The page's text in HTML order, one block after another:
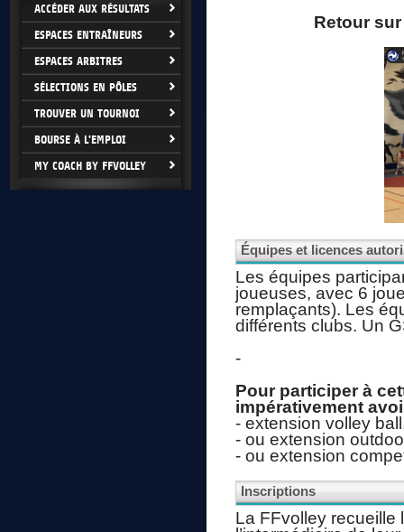
ACCÉDER AUX RÉSULTATS
ESPACES ENTRAÎNEURS
ESPACES ARBITRES
SÉLECTIONS EN PÔLES
TROUVER UN TOURNOI
BOURSE À L'EMPLOI
MY COACH BY FFVOLLEY
Retour
Équipes et licences
Les équipes
joueuses, avec 6
remplaçants). Les
différents clubs. Un
-
Pour participer à
impérativement
- extension volley
- ou extension
- ou extension
Inscriptions
La FFvolley recueille